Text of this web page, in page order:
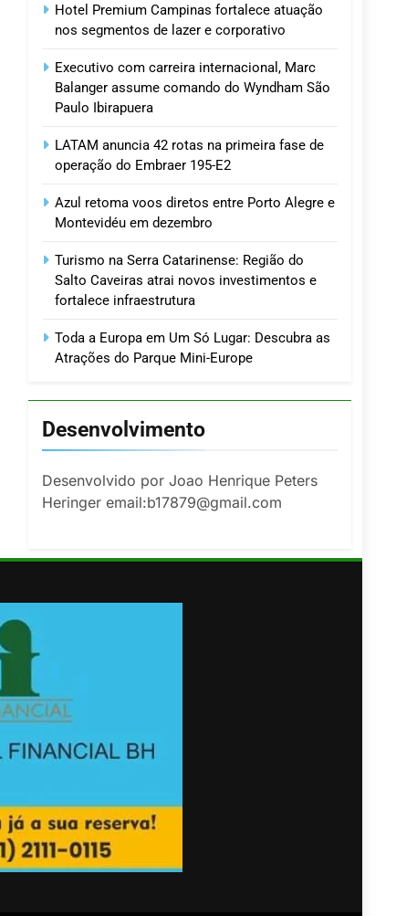
Hotel Premium Campinas fortalece atuação
nos segmentos de lazer e corporativo
Executivo com carreira internacional, Marc
Balanger assume comando do Wyndham São
Paulo Ibirapuera
LATAM anuncia 42 rotas na primeira fase de
operação do Embraer 195-E2
Azul retoma voos diretos entre Porto Alegre e
Montevidéu em dezembro
Turismo na Serra Catarinense: Região do
Salto Caveiras atrai novos investimentos e
fortalece infraestrutura
Toda a Europa em Um Só Lugar: Descubra as
Atrações do Parque Mini-Europe
Desenvolvimento
Desenvolvido por Joao Henrique Peters
Heringer email:b17879@gmail.com